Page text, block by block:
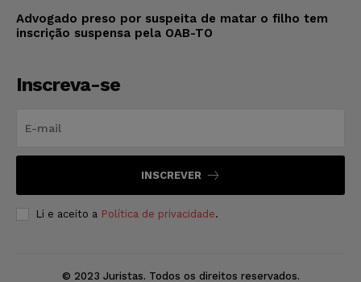
Advogado preso por suspeita de matar o filho tem
inscrição suspensa pela OAB-TO
Inscreva-se
INSCREVER
Li e aceito a Política de privacidade.
© 2023 Juristas. Todos os direitos reservados.